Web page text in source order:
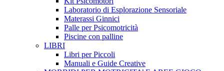
Laboratorio di Esplorazione Sensoriale
Materassi Ginnici
Palle per Psicomotricità
Piscine con palline
LIBRI
Libri per Piccoli
Manuali e Guide Creative